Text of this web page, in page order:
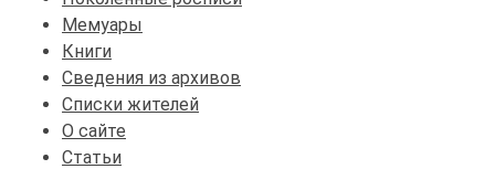
Мемуары
Книги
Сведения из архивов
Списки жителей
О сайте
Статьи